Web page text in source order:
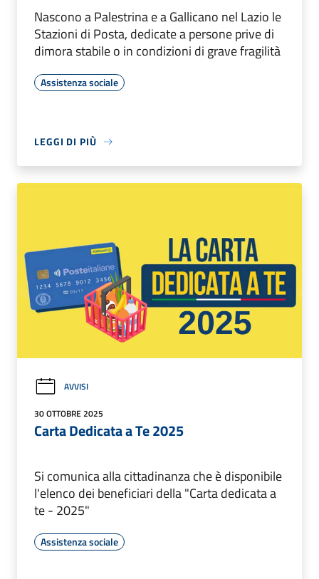
Nascono a Palestrina e a Gallicano nel Lazio le
Stazioni di Posta, dedicate a persone prive di
dimora stabile o in condizioni di grave fragilità
Assistenza sociale
LEGGI DI PIÙ
AVVISI
30 OTTOBRE 2025
Carta Dedicata a Te 2025
Si comunica alla cittadinanza che è disponibile
l'elenco dei beneficiari della "Carta dedicata a
te - 2025"
Assistenza sociale